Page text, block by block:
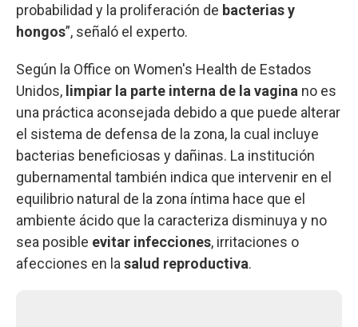
probabilidad y la proliferación de bacterias y
hongos”, señaló el experto.
Según la Office on Women's Health de Estados
Unidos, limpiar la parte interna de la vagina no es
una práctica aconsejada debido a que puede alterar
el sistema de defensa de la zona, la cual incluye
bacterias beneficiosas y dañinas. La institución
gubernamental también indica que intervenir en el
equilibrio natural de la zona íntima hace que el
ambiente ácido que la caracteriza disminuya y no
sea posible evitar infecciones, irritaciones o
afecciones en la salud reproductiva.